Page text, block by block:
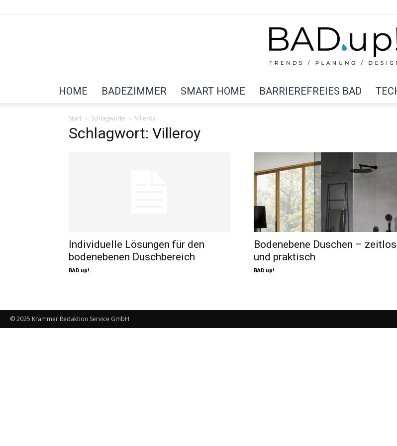
HOME BADEZIMMER SMART HOME BARRIEREFREIES BAD
Start Schlagworte Villeroy
Schlagwort: Villeroy
Individuelle Lösungen für den
bodenebenen Duschbereich
BAD.up!
Bodenebene Duschen – zeitlos
und praktisch
BAD.up!
© 2025 Krammer Redaktion Service GmbH